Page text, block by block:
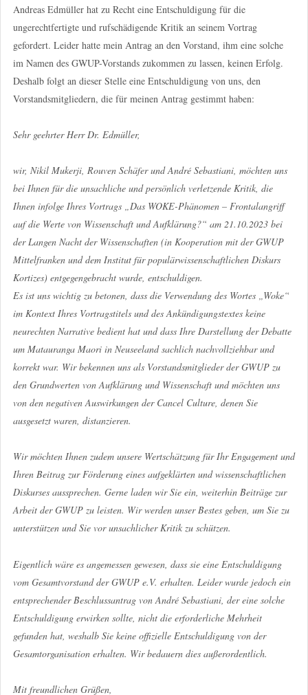
Andreas Edmüller hat zu Recht eine Entschuldigung für die
ungerechtfertigte und rufschädigende Kritik an seinem Vortrag
gefordert. Leider hatte mein Antrag an den Vorstand, ihm eine solche
im Namen des GWUP-Vorstands zukommen zu lassen, keinen Erfolg.
Deshalb folgt an dieser Stelle eine Entschuldigung von uns, den
Vorstandsmitgliedern, die für meinen Antrag gestimmt haben:
Sehr geehrter Herr Dr. Edmüller,
wir, Nikil Mukerji, Rouven Schäfer und André Sebastiani, möchten uns
bei Ihnen für die unsachliche und persönlich verletzende Kritik, die
Ihnen infolge Ihres Vortrags „Das WOKE-Phänomen – Frontalangriff
auf die Werte von Wissenschaft und Aufklärung?“ am 21.10.2023 bei
der Langen Nacht der Wissenschaften (in Kooperation mit der GWUP
Mittelfranken und dem Institut für populärwissenschaftlichen Diskurs
Kortizes) entgegengebracht wurde, entschuldigen.
Es ist uns wichtig zu betonen, dass die Verwendung des Wortes „Woke“
im Kontext Ihres Vortragstitels und des Ankündigungstextes keine
neurechten Narrative bedient hat und dass Ihre Darstellung der Debatte
um Matauranga Maori in Neuseeland sachlich nachvollziehbar und
korrekt war. Wir bekennen uns als Vorstandsmitglieder der GWUP zu
den Grundwerten von Aufklärung und Wissenschaft und möchten uns
von den negativen Auswirkungen der Cancel Culture, denen Sie
ausgesetzt waren, distanzieren.
Wir möchten Ihnen zudem unsere Wertschätzung für Ihr Engagement und
Ihren Beitrag zur Förderung eines aufgeklärten und wissenschaftlichen
Diskurses aussprechen. Gerne laden wir Sie ein, weiterhin Beiträge zur
Arbeit der GWUP zu leisten. Wir werden unser Bestes geben, um Sie zu
unterstützen und Sie vor unsachlicher Kritik zu schützen.
Eigentlich wäre es angemessen gewesen, dass sie eine Entschuldigung
vom Gesamtvorstand der GWUP e.V. erhalten. Leider wurde jedoch ein
entsprechender Beschlussantrag von André Sebastiani, der eine solche
Entschuldigung erwirken sollte, nicht die erforderliche Mehrheit
gefunden hat, weshalb Sie keine offizielle Entschuldigung von der
Gesamtorganisation erhalten. Wir bedauern dies außerordentlich.
Mit freundlichen Grüßen,